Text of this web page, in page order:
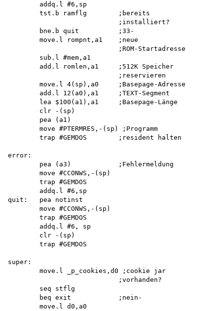
        addq.l #6,sp
        tst.b ramflg        ;bereits
                            ;installiert?
        bne.b quit          ;33-
        move.l rompnt,a1    ;neue
                            ;ROM-Startadresse
        sub.l #mem,a1
        add.l romlen,a1     ;512K Speicher
                            ;reservieren
        move.l 4(sp),a0     ;Basepage-Adresse
        add.l 12(a0),a1     ;TEXT-Segment
        lea $100(a1),a1     ;Basepage-Länge
        clr -(sp)
        pea (a1)
        move #PTERMRES,-(sp) ;Programm
        trap #GEMDOS        ;resident halten
error:
        pea (a3)            ;Fehlermeldung
        move #CCONWS,-(sp)
        trap #GEMDOS
        addq.l #6,sp
quit:   pea notinst
        move #CCONWS,-(sp)
        trap #GEMDOS
        addq.l #6, sp
        clr -(sp)
        trap #GEMDOS
super:
        move.l _p_cookies,d0 ;cookie jar
                            ;vorhanden?
        seq stflg
        beq exit            ;nein-
        move.l d0,a0